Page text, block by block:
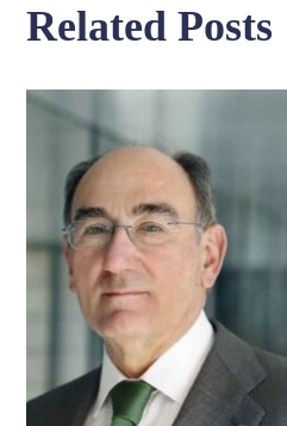
Related Posts